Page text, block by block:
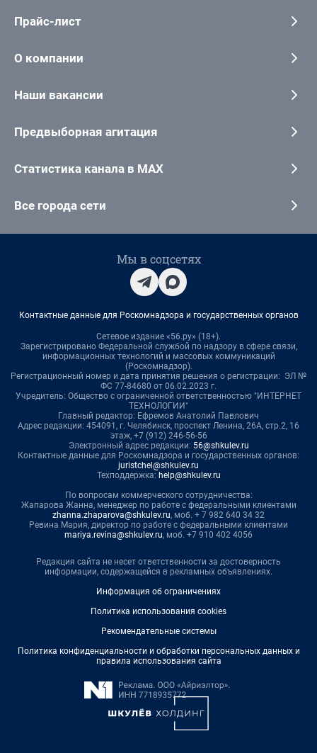
Прайс-лист
О компании
Наши вакансии
Предвыборная агитация
Статистика канала в MAX
Все города сети
Мы в соцсетях
Контактные данные для Роскомнадзора и государственных органов
Сетевое издание «56.ру» (18+).
Зарегистрировано Федеральной службой по надзору в сфере связи,
информационных технологий и массовых коммуникаций
(Роскомнадзор).
Регистрационный номер и дата принятия решения о регистрации: ЭЛ №
ФС 77-84680 от 06.02.2023 г.
Учредитель: Общество с ограниченной ответственностью "ИНТЕРНЕТ
ТЕХНОЛОГИИ"
Главный редактор: Ефремов Анатолий Павлович
Адрес редакции: 454091, г. Челябинск, проспект Ленина, 26А, стр.2, 16
этаж, +7 (912) 246-56-56
Электронный адрес редакции: 56@shkulev.ru
Контактные данные для Роскомнадзора и государственных органов:
juristchel@shkulev.ru
Техподдержка: help@shkulev.ru
По вопросам коммерческого сотрудничества:
Жапарова Жанна, менеджер по работе с федеральными клиентами
zhanna.zhaparova@shkulev.ru, моб. + 7 982 640 34 32
Ревина Мария, директор по работе с федеральными клиентами
mariya.revina@shkulev.ru, моб. +7 910 402 4056
Редакция сайта не несет ответственности за достоверность
информации, содержащейся в рекламных объявлениях.
Информация об ограничениях
Политика использования cookies
Рекомендательные системы
Политика конфиденциальности и обработки персональных данных и
правила использования сайта